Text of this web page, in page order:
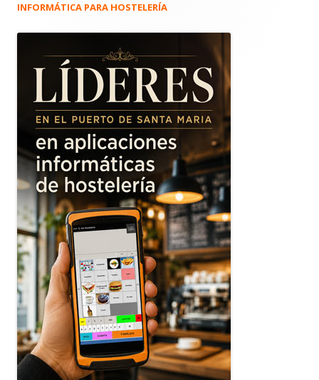
Barra
principal
INFORMÁTICA PARA HOSTELERÍA